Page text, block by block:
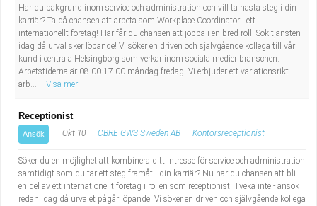
Har du bakgrund inom service och administration och vill ta nästa steg i din
karriär? Ta då chansen att arbeta som Workplace Coordinator i ett
internationellt företag! Här får du chansen att jobba i en bred roll. Sök tjänsten
idag då urval sker löpande! Vi söker en driven och självgående kollega till vår
kund i centrala Helsingborg som verkar inom sociala medier branschen.
Arbetstiderna är 08.00-17.00 måndag-fredag. Vi erbjuder ett variationsrikt
arb...
Visa mer
Receptionist
Ansök Okt 10 CBRE GWS Sweden AB Kontorsreceptionist
Söker du en möjlighet att kombinera ditt intresse för service och administration
samtidigt som du tar ett steg framåt i din karriär? Nu har du chansen att bli
en del av ett internationellt företag i rollen som receptionist! Tveka inte - ansök
redan idag då urvalet pågår löpande! Vi söker en driven och självgående kollega